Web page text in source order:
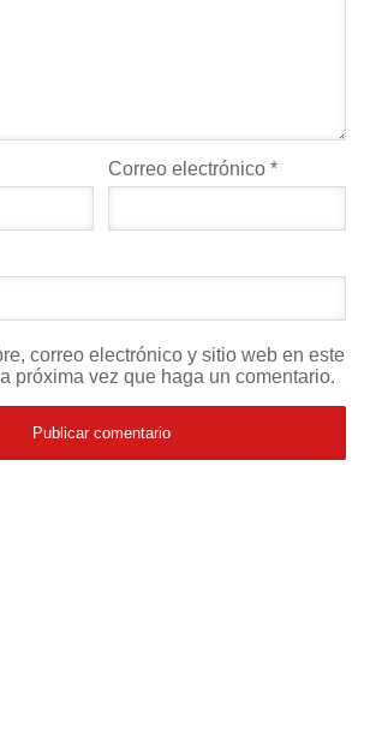
Correo electrónico*
correo electrónico y sitio web en este
próxima vez que haga un comentario.